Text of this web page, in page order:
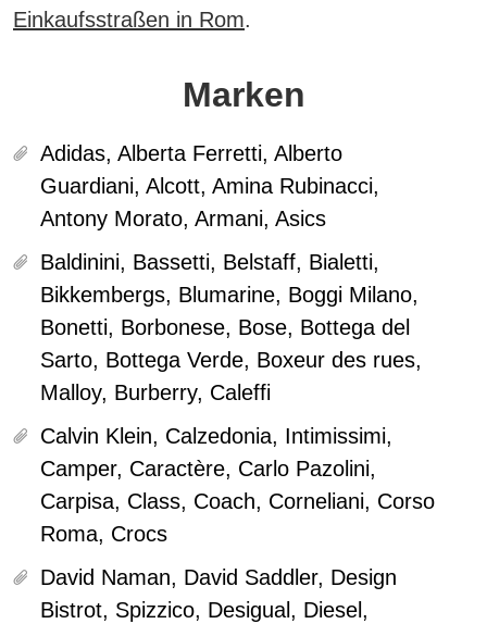
Einkaufsstraßen in Rom.
Marken
Adidas, Alberta Ferretti, Alberto
Guardiani, Alcott, Amina Rubinacci,
Antony Morato, Armani, Asics
Baldinini, Bassetti, Belstaff, Bialetti,
Bikkembergs, Blumarine, Boggi Milano,
Bonetti, Borbonese, Bose, Bottega del
Sarto, Bottega Verde, Boxeur des rues,
Malloy, Burberry, Caleffi
Calvin Klein, Calzedonia, Intimissimi,
Camper, Caractère, Carlo Pazolini,
Carpisa, Class, Coach, Corneliani, Corso
Roma, Crocs
David Naman, David Saddler, Design
Bistrot, Spizzico, Desigual, Diesel,